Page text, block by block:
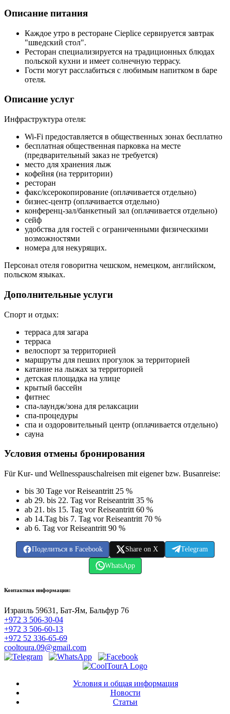
Описание питания
Каждое утро в ресторане Cieplice сервируется завтрак
"шведский стол".
Ресторан специализируется на традиционных блюдах
польской кухни и имеет солнечную террасу.
Гости могут расслабиться с любимым напитком в баре
отеля.
Описание услуг
Инфраструктура отеля:
Wi-Fi предоставляется в общественных зонах бесплатно
бесплатная общественная парковка на месте
(предварительный заказ не требуется)
место для хранения лыж
кофейня (на территории)
ресторан
факс/ксерокопирование (оплачивается отдельно)
бизнес-центр (оплачивается отдельно)
конференц-зал/банкетный зал (оплачивается отдельно)
сейф
удобства для гостей с ограниченными физическими
возможностями
номера для некурящих.
Персонал отеля говоритна чешском, немецком, английском,
польском языках.
Дополнительные услуги
Спорт и отдых:
терраса для загара
терраса
велоспорт за территорией
маршруты для пеших прогулок за территорией
катание на лыжах за территорией
детская площадка на улице
крытый бассейн
фитнес
спа-лаундж/зона для релаксации
спа-процедуры
спа и оздоровительный центр (оплачивается отдельно)
сауна
Условия отмены бронирования
Für Kur- und Wellnesspauschalreisen mit eigener bzw. Busanreise:
bis 30 Tage vor Reiseantritt 25 %
ab 29. bis 22. Tag vor Reiseantritt 35 %
ab 21. bis 15. Tag vor Reiseantritt 60 %
ab 14.Tag bis 7. Tag vor Reiseantritt 70 %
ab 6. Tag vor Reiseantritt 90 %
Поделиться в Facebook Share on X Telegram
WhatsApp
Контактная информация:
Израиль 59631, Бат-Ям, Бальфур 76
+972 3 506-30-04
+972 3 506-60-13
+972 52 336-65-69
cooltoura.09@gmail.com
Условия и общая информация
Новости
Статьи